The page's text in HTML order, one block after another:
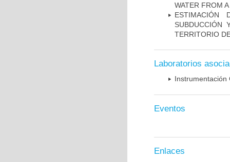
WATER FROM
ESTIMACIÓN
SUBDUCCIÓN
TERRITORIO
Laboratorios
Instrumentación
Eventos
Enlaces